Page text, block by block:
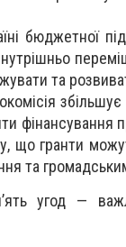
бюджетної
та
фінансування
що гранти
та
угод —